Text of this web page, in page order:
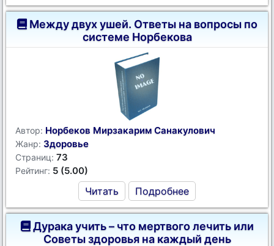
Между двух ушей. Ответы на вопросы по
системе Норбекова
Автор: Норбеков Мирзакарим Санакулович
Жанр: Здоровье
Страниц: 73
Рейтинг: 5 (5.00)
Читать Подробнее
Дурака учить – что мертвого лечить или
Советы здоровья на каждый день